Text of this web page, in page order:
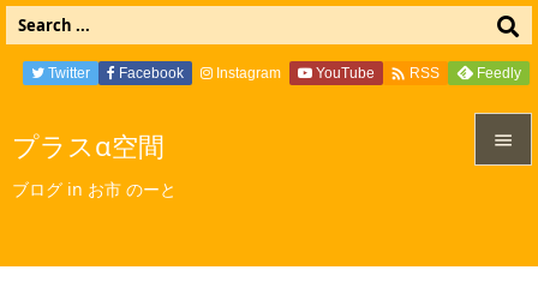
プラスα空間
ブログ in お市 のーと

Twitter Facebook Instagram YouTube  RSS Feedly